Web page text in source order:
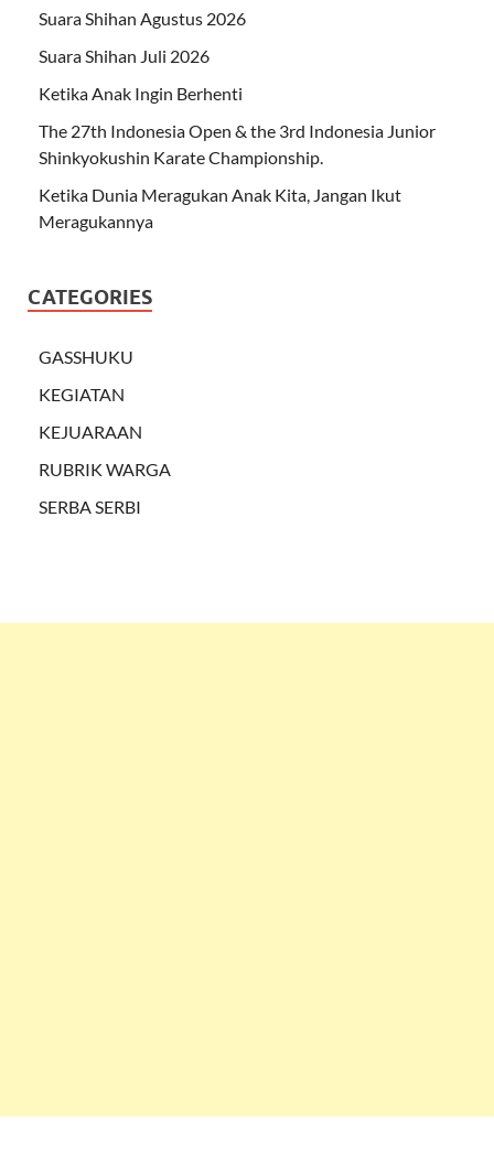
Suara Shihan Agustus 2026
Suara Shihan Juli 2026
Ketika Anak Ingin Berhenti
The 27th Indonesia Open & the 3rd Indonesia Junior
Shinkyokushin Karate Championship.
Ketika Dunia Meragukan Anak Kita, Jangan Ikut
Meragukannya
CATEGORIES
GASSHUKU
KEGIATAN
KEJUARAAN
RUBRIK WARGA
SERBA SERBI